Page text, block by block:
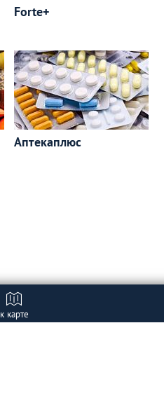
Forte+
Аптекаплюс
к карте